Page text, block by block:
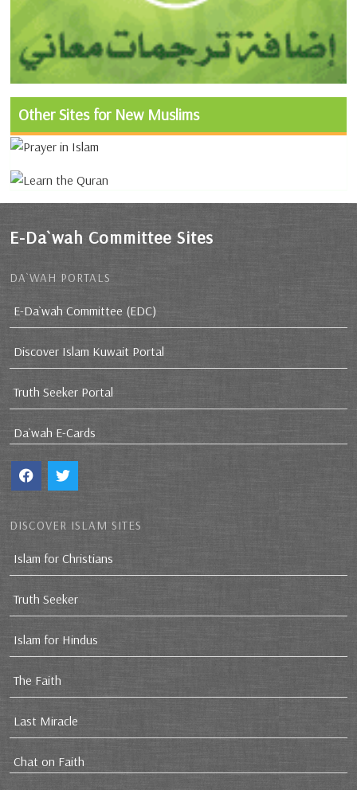
Other Sites for New Muslims
E-Da`wah Committee Sites
DA`WAH PORTALS
E-Da`wah Committee (EDC)
Discover Islam Kuwait Portal
Truth Seeker Portal
Da`wah E-Cards
DISCOVER ISLAM SITES
Islam for Christians
Truth Seeker
Islam for Hindus
The Faith
Last Miracle
Chat on Faith